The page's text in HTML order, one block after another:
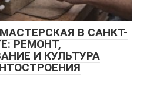
В САНКТ-
РЕМОНТ,
И КУЛЬТУРА